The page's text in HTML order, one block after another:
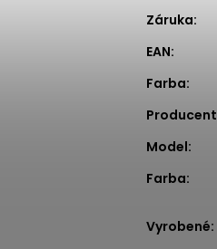
Záruka:
EAN:
Farba:
Producent
Model:
Farba:
Vyrobené: